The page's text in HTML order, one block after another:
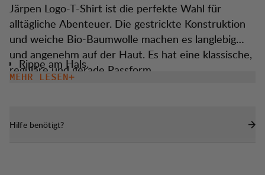
Järpen Logo-T-Shirt ist die perfekte Wahl für
alltägliche Abenteuer. Die gestrickte Konstruktion
und weiche Bio-Baumwolle machen es langlebig
und angenehm auf der Haut. Es hat eine klassische,
reguläre und gerade Passform.
Rippe am Hals.
MEHR LESEN
Hilfe benötigt?